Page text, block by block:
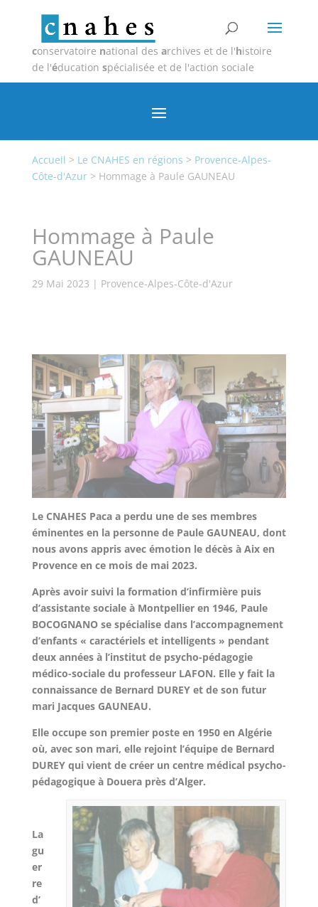
conservatoire national des archives et de l'histoire
de l'éducation spécialisée et de l'action sociale
Accueil > Le CNAHES en régions > Provence-Alpes-
Côte-d'Azur> Hommage à Paule GAUNEAU
Hommage à Paule
GAUNEAU
29 Mai 2023 | Provence-Alpes-Côte-d'Azur
Le CNAHES Paca a perdu une de ses membres
éminentes en la personne de Paule GAUNEAU, dont
nous avons appris avec émotion le décès à Aix en
Provence en ce mois de mai 2023.
Après avoir suivi la formation d’infirmière puis
d’assistante sociale à Montpellier en 1946, Paule
BOCOGNANO se spécialise dans l’accompagnement
d’enfants « caractériels et intelligents » pendant
deux années à l’institut de psycho-pédagogie
médico-sociale du professeur LAFON. Elle y fait la
connaissance de Bernard DUREY et de son futur
mari Jacques GAUNEAU.
Elle occupe son premier poste en 1950 en Algérie
où, avec son mari, elle rejoint l’équipe de Bernard
DUREY qui vient de créer un centre médical psycho-
pédagogique à Douera près d’Alger.
La
gu
er
re
d’